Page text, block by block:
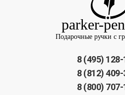
8 (495)
8 (812) 409-
8 (800)